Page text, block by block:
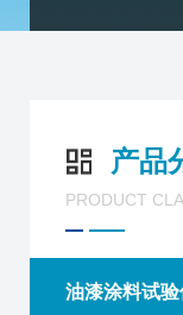
产品
PRODUCT
油漆涂料试